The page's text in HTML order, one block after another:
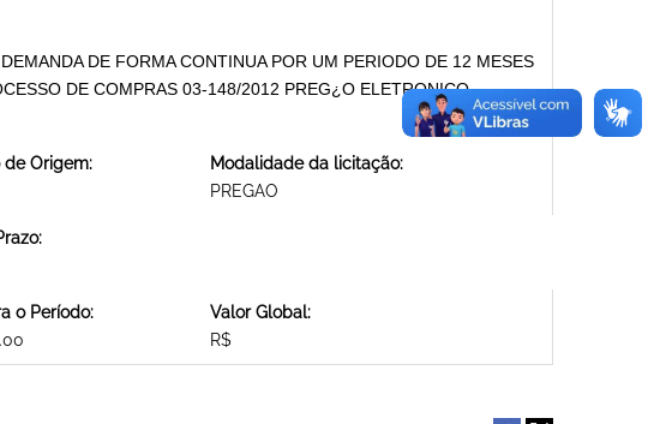
DE FORMA CONTINUA POR UM PERIODO DE 12 MESES
DE COMPRAS 03-148/2012 PREG¿O ELETRONICO
de Origem:
Modalidade da licitação:
PREGAO
o Período:
Valor Global:
R$